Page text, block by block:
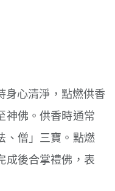
心清淨， 點燃供香
神佛。供香時通常
、僧」三寶。 點燃
成後合掌禮佛，表